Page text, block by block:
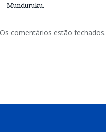
Munduruku.
Os comentários estão fechados.